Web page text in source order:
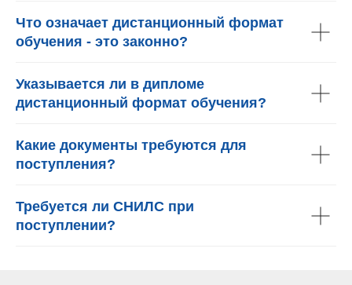
Что означает дистанционный формат
обучения - это законно?
Указывается ли в дипломе
дистанционный формат обучения?
Какие документы требуются для
поступления?
Требуется ли СНИЛС при
поступлении?